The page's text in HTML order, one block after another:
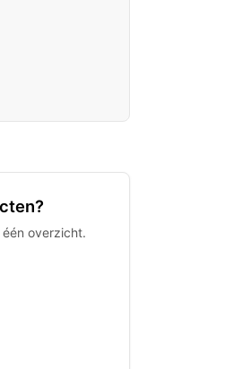
overzicht.